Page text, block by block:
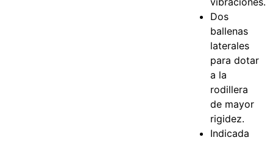
Dos
ballenas
laterales
para dotar
a la
rodillera
de mayor
rigidez.
Indicada